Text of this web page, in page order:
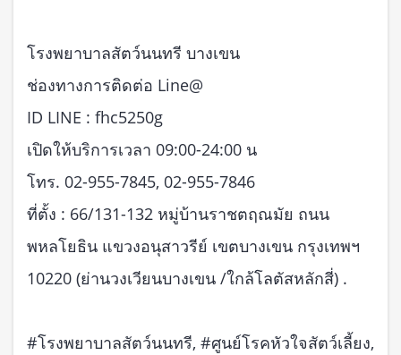
โรงพยาบาลสัตว์นนทรี บางเขน
ช่องทางการติดต่อ Line@
ID LINE : fhc5250g
เปิดให้บริการเวลา 09:00-24:00 น
โทร. 02-955-7845, 02-955-7846
ที่ตั้ง : 66/131-132 หมู่บ้านราชตฤณมัย ถนน
พหลโยธิน แขวงอนุสาวรีย์ เขตบางเขน กรุงเทพฯ
10220 (ย่านวงเวียนบางเขน /ใกล้โลตัสหลักสี่) .
#โรงพยาบาลสัตว์นนทรี, #ศูนย์โรคหัวใจสัตว์เลี้ยง,